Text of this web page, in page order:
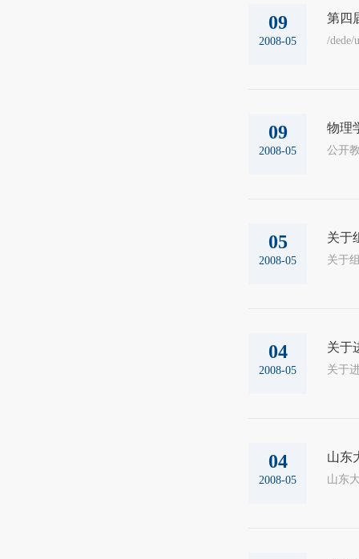
09
2008-05
第四
/dede/
09
2008-05
物理
公开
05
2008-05
关于
04
2008-05
关于
04
2008-05
山东
山东